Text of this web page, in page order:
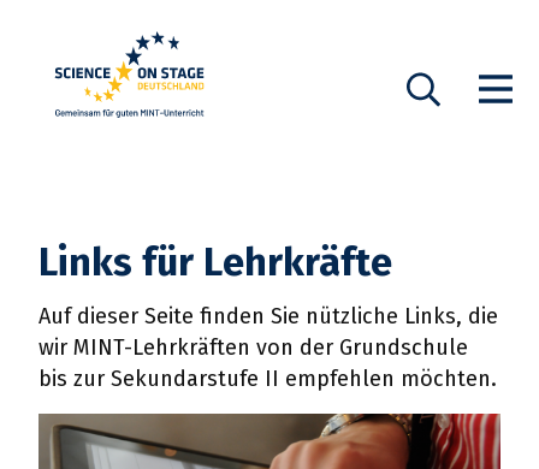
Suche
Show
Links für Lehrkräfte
Auf dieser Seite finden Sie nützliche Links, die
wir MINT-Lehrkräften von der Grundschule
bis zur Sekundarstufe II empfehlen möchten.